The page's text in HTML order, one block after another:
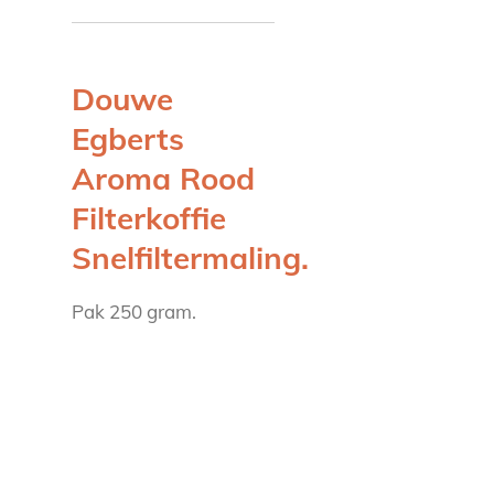
Douwe
Egberts
Aroma Rood
Filterkoffie
Snelfiltermaling.
Pak 250 gram.